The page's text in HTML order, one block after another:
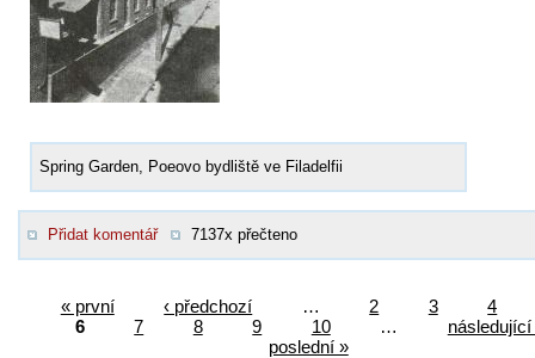
Spring Garden, Poeovo bydliště ve Filadelfii
Přidat komentář 7137x přečteno
« první ‹ předchozí … 2 3
4
6
7 8 9 10 …
následující
poslední »